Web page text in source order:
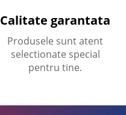
Calitate garantata
Produsele sunt atent
selectionate special
pentru tine.